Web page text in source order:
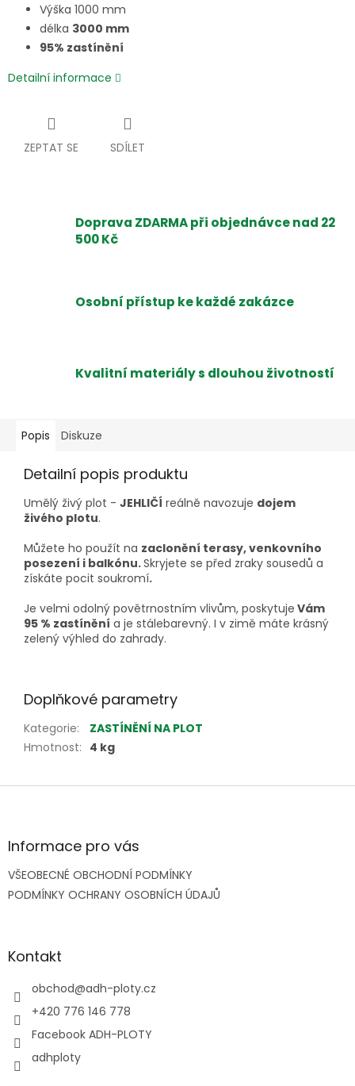
Výška 1000 mm
délka 3000 mm
95% zastínění
Detailní informace
ZEPTAT SE SDÍLET
Doprava ZDARMA při objednávce nad 22
500 Kč
Osobní přístup ke každé zakázce
Kvalitní materiály s dlouhou životností
Popis Diskuze
Detailní popis produktu
Umělý živý plot - JEHLIČÍ reálně navozuje dojem
živého plotu.
Můžete ho použít na zaclonění terasy, venkovního
posezení i balkónu.Skryjete se před zraky sousedů a
získáte pocit soukromí.
Je velmi odolný povětrnostním vlivům, poskytuje Vám
95 % zastínění a je stálebarevný. I v zimě máte krásný
zelený výhled do zahrady.
Doplňkové parametry
Kategorie:
ZASTÍNĚNÍ NA PLOT
Hmotnost: 4 kg
Z
aInformace pro vás
VŠEOBECNÉ OBCHODNÍ PODMÍNKY
PODMÍNKY OCHRANY OSOBNÍCH ÚDAJŮ
Kontakt
obchod@adh-ploty.cz
+420 776 146 778
Facebook ADH-PLOTY
adhploty